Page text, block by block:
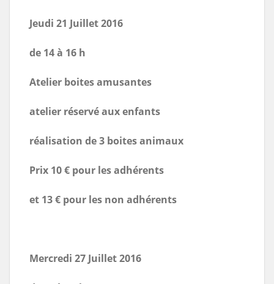
Jeudi 21 Juillet 2016
de 14 à 16 h
Atelier boites amusantes
atelier réservé aux enfants
réalisation de 3 boites animaux
Prix 10 € pour les adhérents
et 13 € pour les non adhérents
Mercredi 27 Juillet 2016